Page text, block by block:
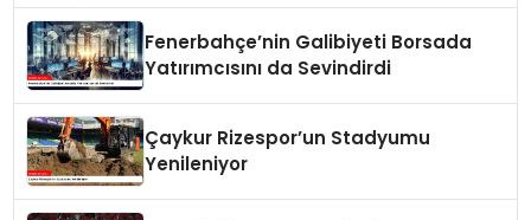
Fenerbahçe’nin Galibiyeti Borsada
Yatırımcısını da Sevindirdi
Çaykur Rizespor’un Stadyumu
Yenileniyor